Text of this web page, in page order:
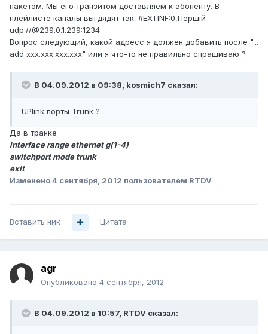
пакетом. Мы его транзитом доставляем к абоненту. В
плейлисте каналы выгдядят так: #EXTINF:0,Першiй
udp://@239.0.1.239:1234
Вопрос следующий, какой адресс я должен добавить после "...
add xxx.xxx.xxx.xxx" или я что-то не правильно спрашиваю ?
В 04.09.2012 в 09:38, kosmich7 сказал:
UPlink порты Trunk ?
Да в транке
interface range ethernet g(1-4)
switchport mode trunk
exit
Изменено4 сентября, 2012 пользователем RTDV
Вставить ник Цитата
agr
Опубликовано 4 сентября, 2012
В 04.09.2012 в 10:57, RTDV сказал: